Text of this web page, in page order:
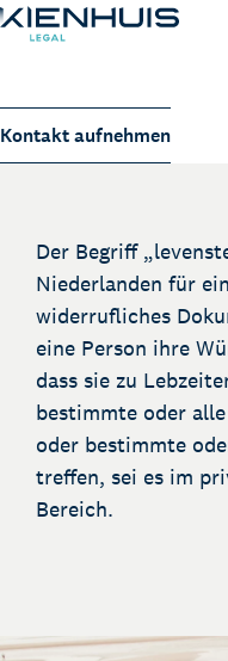
Unsere Leistungen
Unser Team
Arbeiten bei
Kontakt
Kontakt aufnehmen
Der Begriff
Niederlanden für
widerrufliches
eine Person ihre
dass sie zu
bestimmte oder
oder bestimmte
treffen, sei es im
Bereich.